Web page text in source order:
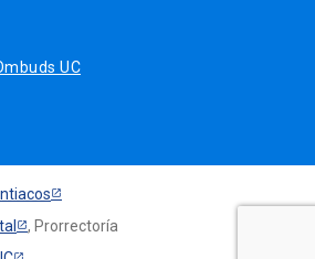
UC
, Prorrectoría